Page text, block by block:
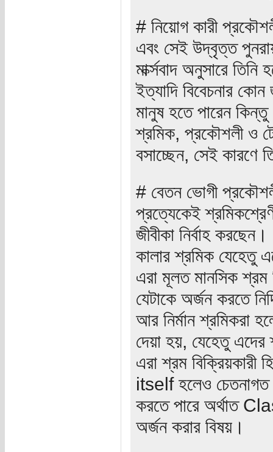
# নিয়োগ কারী
এবং সেই উদ্বৃত্ত
মার্ক্সবাদ অনুসারে
ইত্যাদি বিবেচনার
মানুষ হতে পারেন
শ্রমিক, প্রকৌশলী ও
বসাচ্ছেন, সেই কারণে
# বেতন ভোগী
প্রত্যেকেই
জীবীকা নির্বাহ
কালার শ্রমিক যেহেতু
এরা মূলত মানসিক শ্রম
যেটাকে অর্জন করতে
আর নির্মান শ্রমিকরা
দেয়া হয়, যেহেতু এদের
এরা শ্রম
itself হলেও চেতনাগত
করতে পারে অর্থাত
অর্জন করার বিষয়।